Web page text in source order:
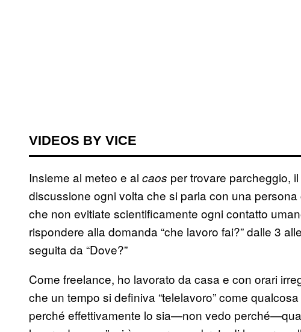
VIDEOS BY VICE
Insieme al meteo e al caos per trovare parcheggio,
discussione ogni volta che si parla con una
che non evitiate scientificamente ogni contatto
rispondere alla domanda “che lavoro fai?” dalle 3
seguita da “Dove?”
Come freelance, ho lavorato da casa e con orari
che un tempo si definiva “telelavoro” come
perché effettivamente lo sia—non vedo